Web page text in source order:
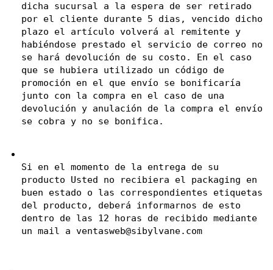
dicha sucursal a la espera de ser retirado
por el cliente durante 5 dias, vencido dicho
plazo el artículo volverá al remitente y
habiéndose prestado el servicio de correo no
se hará devolución de su costo. En el caso
que se hubiera utilizado un código de
promoción en el que envío se bonificaría
junto con la compra en el caso de una
devolución y anulación de la compra el envío
se cobra y no se bonifica.
Si en el momento de la entrega de su
producto Usted no recibiera el packaging en
buen estado o las correspondientes etiquetas
del producto, deberá informarnos de esto
dentro de las 12 horas de recibido mediante
un mail a ventasweb@sibylvane.com